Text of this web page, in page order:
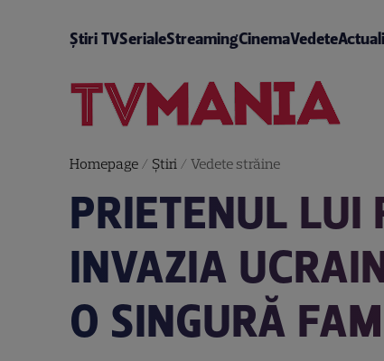
Știri TVSerialeStreamingCinemaVedete
Homepage/ Știri/ Vedete străine
PRIETENUL LUI
INVAZIA
O SINGURĂ